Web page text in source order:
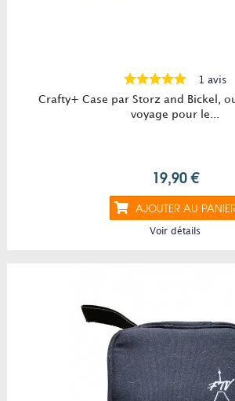
1 avis
Crafty+ Case par Storz and Bickel,
voyage pour le...
19,90 €
AJOUTER AU
Voir détails